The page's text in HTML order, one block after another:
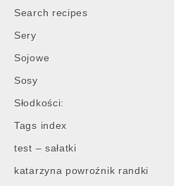
Search recipes
Sery
Sojowe
Sosy
Słodkości:
Tags index
test – sałatki
katarzyna powroźnik randki